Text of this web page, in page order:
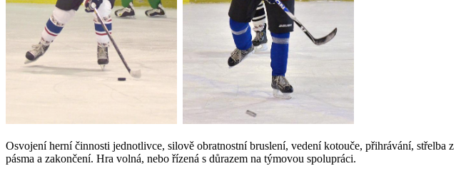
Osvojení herní činnosti jednotlivce, silově obratnostní bruslení, vedení kotouče, přihrávání,
pásma a zakončení. Hra volná, nebo řízená s důrazem na týmovou spolupráci.